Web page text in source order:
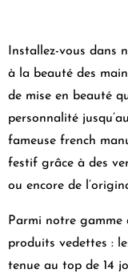
Installez-vous dans
à la beauté des
de mise en beauté
personnalité
fameuse french
festif grâce à des
ou encore de
Parmi notre gamme
produits vedettes :
tenue au top de 14